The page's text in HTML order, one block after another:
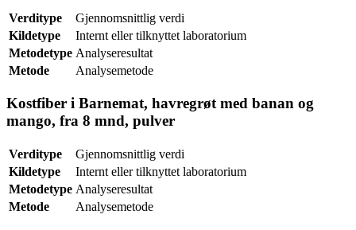
Verditype
Gjennomsnittlig verdi
Kildetype
Internt eller tilknyttet laboratorium
Metodetype Analyseresultat
Metode
Analysemetode
Kostfiber i Barnemat, havregrøt med banan og
mango, fra 8 mnd, pulver
Verditype
Gjennomsnittlig verdi
Kildetype
Internt eller tilknyttet laboratorium
Metodetype Analyseresultat
Metode
Analysemetode